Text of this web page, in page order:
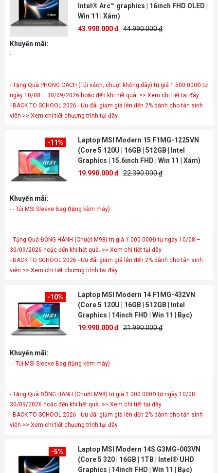
Intel® Arc™ graphics | 16inch FHD OLED |
Win 11 | Xám)
43.990.000 đ 44.990.000 ₫
Khuyến mãi:
-
- Tặng Quà PHONG CÁCH (Túi xách, chuột không dây) trị giá 1.500.000Đ từ
ngày 10/08 – 30/09/2026 hoặc đến khi hết quà. >> Xem chi tiết tại đây
- BACK TO SCHOOL 2026 - Ưu đãi giảm giá lên đến 2% dành cho tân sinh
viên >> Xem chi tiết chương trình tại đây.
-11%
Laptop MSI Modern 15 F1MG-1225VN
(Core 5 120U | 16GB | 512GB | Intel
Graphics | 15.6inch FHD | Win 11 | Xám)
19.990.000 đ 22.390.000 ₫
Khuyến mãi:
- - Túi MSI Sleeve Bag (tặng kèm máy)
- Tặng Quà ĐỒNG HÀNH (Chuột M98) trị giá 1.000.000Đ từ ngày 10/08 –
30/09/2026 hoặc đến khi hết quà. >> Xem chi tiết tại đây
- BACK TO SCHOOL 2026 - Ưu đãi giảm giá lên đến 2% dành cho tân sinh
viên >> Xem chi tiết chương trình tại đây.
-10%
Laptop MSI Modern 14 F1MG-432VN
(Core 5 120U | 16GB | 512GB | Intel
Graphics | 14inch FHD | Win 11 | Bạc)
19.990.000 đ 21.990.000 ₫
Khuyến mãi:
- - Túi MSI Sleeve Bag (tặng kèm máy)
- Tặng Quà ĐỒNG HÀNH (Chuột M98) trị giá 1.000.000Đ từ ngày 10/08 –
30/09/2026 hoặc đến khi hết quà. >> Xem chi tiết tại đây
- BACK TO SCHOOL 2026 - Ưu đãi giảm giá lên đến 2% dành cho tân sinh
viên >> Xem chi tiết chương trình tại đây.
-5%
Laptop MSI Modern 14S G3MG-003VN
(Core 5 320 | 16GB | 1TB | Intel® UHD
Graphics | 14inch FHD | Win 11 | Bạc)